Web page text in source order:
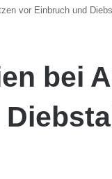
vor Einbruch und
bei